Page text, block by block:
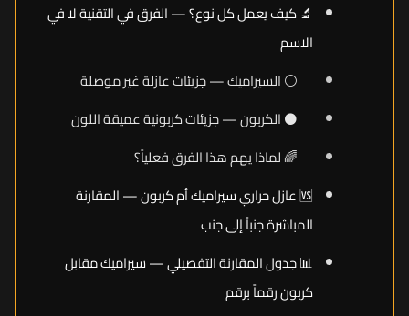
🔬 كيف يعمل كل نوع؟ — الفرق في التقنية لا في
الاسم
⚪ السيراميك — جزيئات عازلة غير موصلة
⚫ الكربون — جزيئات كربونية عميقة اللون
🌈 لماذا يهم هذا الفرق فعلياً؟
🆚 عازل حراري سيراميك أم كربون — المقارنة
المباشرة جنباً إلى جنب
📊 جدول المقارنة التفصيلي — سيراميك مقابل
كربون رقماً برقم